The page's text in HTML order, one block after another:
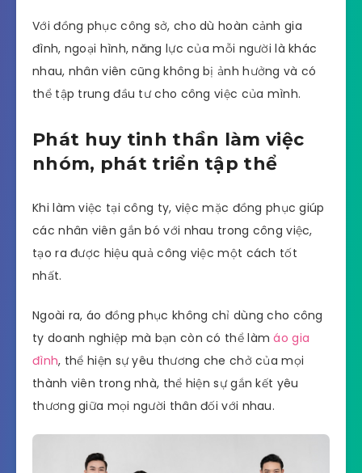
Với đồng phục công sở, cho dù hoàn cảnh gia
đình, ngoại hình, năng lực của mỗi người là khác
nhau, nhân viên cũng không bị ảnh hưởng và có
thể tập trung đầu tư cho công việc của mình.
Phát huy tinh thần làm việc
nhóm, phát triển tập thể
Khi làm việc tại công ty, việc mặc đồng phục giúp
các nhân viên gắn bó với nhau trong công việc,
tạo ra được hiệu quả công việc một cách tốt
nhất.
Ngoài ra, áo đồng phục không chỉ dùng cho công
ty doanh nghiệp mà bạn còn có thể làmáo gia
đình, thể hiện sự yêu thương che chở của mọi
thành viên trong nhà, thể hiện sự gắn kết yêu
thương giữa mọi người thân đối với nhau.